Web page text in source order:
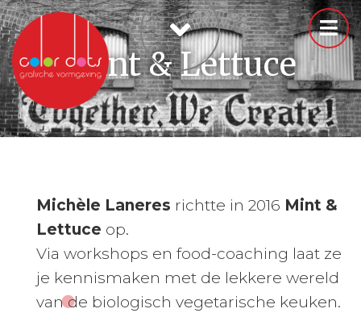
Mint & Lettuce
Michèle Laneres richtte in 2016 Mint &
Lettuce op.
Via workshops en food-coaching laat ze
je kennismaken met de lekkere wereld
van de biologisch vegetarische keuken.